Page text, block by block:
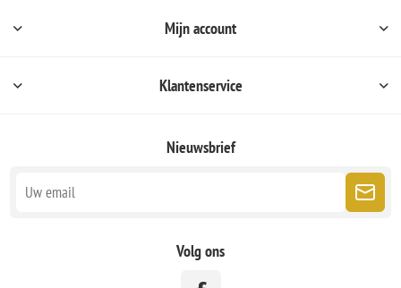
Mijn account
Klantenservice
Nieuwsbrief
Volg ons